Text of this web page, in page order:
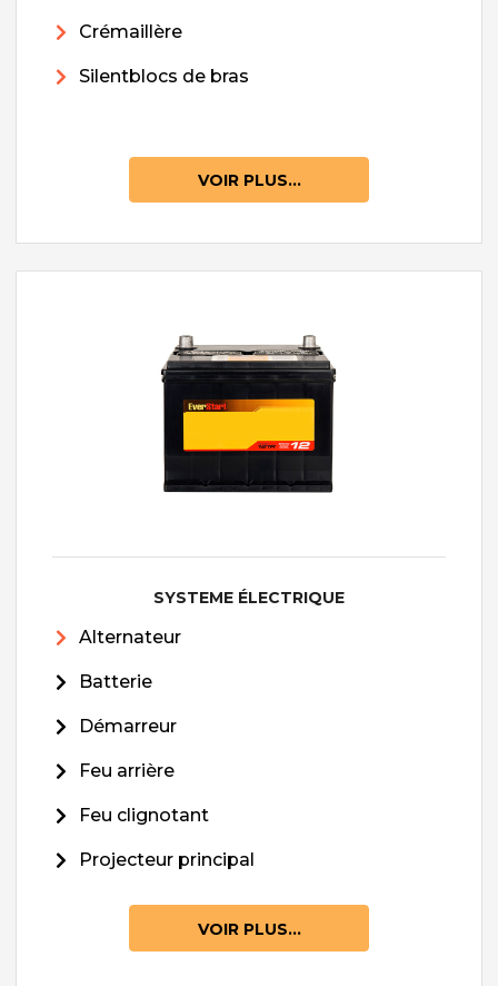
Crémaillère
Silentblocs de bras
VOIR PLUS...
SYSTEME ÉLECTRIQUE
Alternateur
Batterie
Démarreur
Feu arrière
Feu clignotant
Projecteur principal
VOIR PLUS...